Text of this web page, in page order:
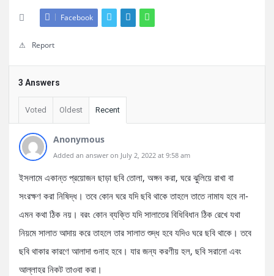
Facebook
Report
3 Answers
Voted Oldest Recent
Anonymous
Added an answer on July 2, 2022 at 9:58 am
ইসলামে একান্ত প্রয়োজন ছাড়া ছবি তোলা, অঙ্গন করা, ঘরে ঝুলিয়ে রাখা বা
সংরক্ষণ করা নিষিদ্ধ। তবে কোন ঘরে যদি ছবি থাকে তাহলে তাতে নামায হবে না-
এমন কথা ঠিক নয়। বরং কোন ব্যক্তি যদি সালাতের বিধিবিধান ঠিক রেখে যথা
নিয়মে সালাত আদায় করে তাহলে তার সালাত শুদ্ধ হবে যদিও ঘরে ছবি থাকে। তবে
ছবি থাকার কারণে আলাদা গুনাহ হবে। যার জন্য করণীয় হল, ছবি সরানো এবং
আল্লাহর নিকট তাওবা করা।